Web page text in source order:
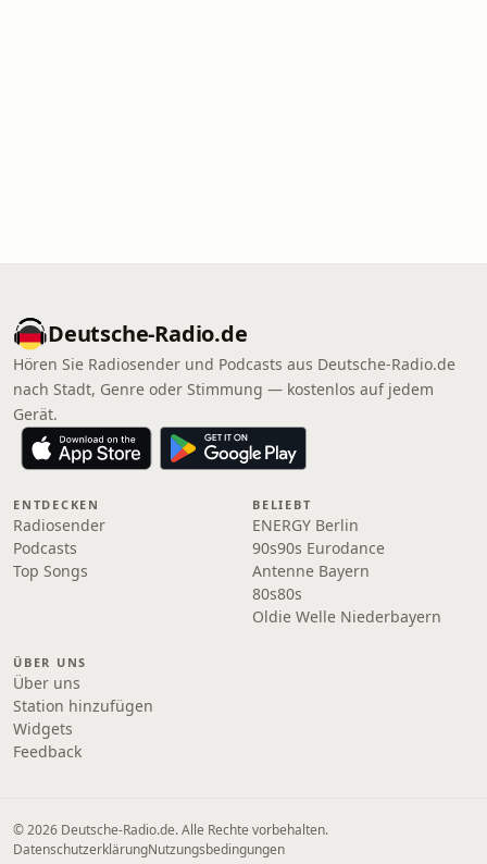
Deutsche-Radio.de
Hören Sie Radiosender und Podcasts aus Deutsche-Radio.de
nach Stadt, Genre oder Stimmung — kostenlos auf jedem
Gerät.
ENTDECKEN
Radiosender
Podcasts
Top Songs
BELIEBT
ENERGY Berlin
90s90s Eurodance
Antenne Bayern
80s80s
Oldie Welle Niederbayern
ÜBER UNS
Über uns
Station hinzufügen
Widgets
Feedback
© 2026 Deutsche-Radio.de. Alle Rechte vorbehalten.
DatenschutzerklärungNutzungsbedingungen